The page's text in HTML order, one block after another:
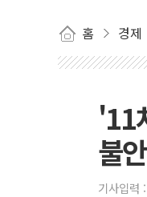
홈 경제
'11
불
기사입력 :